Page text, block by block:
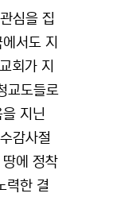
심을 집
서도 지
회가 지
교도들로
지닌
감사절
에 정착
력한 결